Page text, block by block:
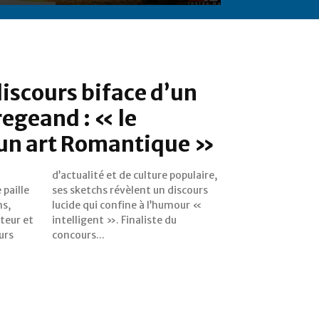
biface d’un
: « le
art Romantique »
paille
et
«
du
concours...